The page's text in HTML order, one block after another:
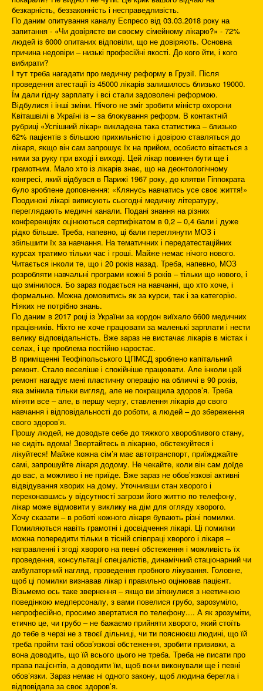
безкарність, беззаконність і несправедливість.
По даним опитування каналу Еспресо від 03.03.2018 року на
запитання - «Чи довіряєте ви своєму сімейному лікарю?» - 72%
людей із 6000 опитаних відповіли, що не довіряють. Основна
причина недовіри – низькі професійні якості. До кого йти, і кого
вибирати?
І тут треба нагадати про медичну реформу в Грузії. Після
проведення атестації із 45000 лікарів залишилось близько 19000.
Їм дали гідну зарплату і всі стали задоволені реформою.
Відбулися і інші зміни. Нічого не зміг зробити міністр охорони
Квіташвілі в Україні із – за блокування реформ. В контактній
рубриці «Успішний лікар» викладена така статистика – близько
62% пацієнтів з більшою прихильністю і довірою ставляться до
лікаря, якщо він сам запрошує їх на прийом, особисто вітається з
ними за руку при вході і виході. Цей лікар повинен бути ще і
грамотним. Мало хто із лікарів знає, що на деонтологічному
конгресі, який відбувся в Парижі 1967 року, до клятви Гіппократа
було зроблене доповнення: «Клянусь навчатись усе своє життя!»
Поодинокі лікарі виписують сьогодні медичну літературу,
переглядають медичні канали. Подані знання на різних
конференціях оцінюються сертифікатом в 0,2 – 0,4 бали і дуже
рідко більше. Треба, напевно, ці бали переглянути МОЗ і
збільшити їх за навчання. На тематичних і передатестаційних
курсах тратимо тільки час і гроші. Майже немає нічого нового.
Читається інколи те, що і 20 років назад. Треба, напевно, МОЗ
розробляти навчальні програми кожні 5 років – тільки що нового, і
що змінилося. Бо зараз подається на навчанні, що хто хоче, і
формально. Можна домовитись як за курси, так і за категорію.
Ніяких не потрібно знань.
По даним в 2017 році із України за кордон виїхало 6600 медичних
працівників. Ніхто не хоче працювати за маленькі зарплати і нести
велику відповідальність. Вже зараз не вистачає лікарів в містах і
селах, і це проблема постійно наростає.
В приміщенні Теофіпольського ЦПМСД зроблено капітальний
ремонт. Стало веселіше і спокійніше працювати. Але інколи цей
ремонт нагадує мені пластичну операцію на обличчі в 90 років,
яка змінила тільки вигляд, але не покращила здоров’я. Треба
міняти все – але, в першу чергу, ставлення лікарів до свого
навчання і відповідальності до роботи, а людей – до збереження
свого здоров’я.
Прошу людей, не доводьте себе до тяжкого хворобливого стану,
не сидіть вдома! Звертайтесь в лікарню, обстежуйтеся і
лікуйтеся! Майже кожна сім’я має автотранспорт, приїжджайте
самі, запрошуйте лікаря додому. Не чекайте, коли він сам доїде
до вас, а можливо і не приїде. Вже зараз не обов’язкові активні
відвідування хворих на дому. Уточнивши стан хворого і
переконавшись у відсутності загрози його життю по телефону,
лікар може відмовити у виклику на дім для огляду хворого.
Хочу сказати – в роботі кожного лікаря бувають різні помилки.
Помиляються навіть грамотні і досвідчення лікарі. Ці помилки
можна попередити тільки в тісній співпраці хворого і лікаря –
направленні і згоді хворого на певні обстеження і можливість їх
проведення, консультації спеціалістів, динамічний стаціонарний чи
амбулаторний нагляд, проведення пробного лікування. Головне,
щоб ці помилки визнавав лікар і правильно оцінював пацієнт.
Візьмемо ось таке звернення – якщо ви зіткнулися з неетичною
поведінкою медперсоналу, з вами повелися грубо, зарозуміло,
непрофесійно, просимо звертатися по телефону.... А як зрозуміти,
етично це, чи грубо – не бажаємо прийняти хворого, який стоїть
до тебе в черзі не з твоєї дільниці, чи ти пояснюєш людині, що їй
треба пройти такі обов’язкові обстеження, зробити прививки, а
вона доводить, що їй всього цього не треба. Треба не писати про
права пацієнтів, а доводити їм, щоб вони виконували ще і певні
обов’язки. Зараз немає ні одного закону, щоб людина берегла і
відповідала за своє здоров’я.